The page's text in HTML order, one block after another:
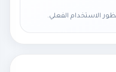
الاستخدام الفعلي.